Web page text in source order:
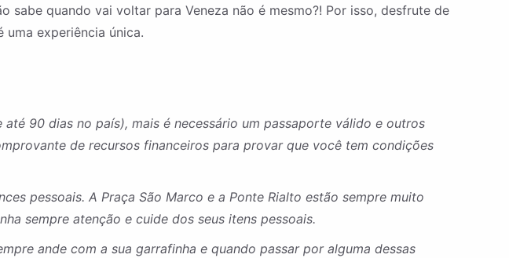
quando vai voltar para Veneza não é mesmo?! Por isso, desfrute de
uma experiência única.
90 dias no país), mais é necessário um passaporte válido e outros
de recursos financeiros para provar que você tem condições
pessoais. A Praça São Marco e a Ponte Rialto estão sempre muito
sempre atenção e cuide dos seus itens pessoais.
ande com a sua garrafinha e quando passar por alguma dessas